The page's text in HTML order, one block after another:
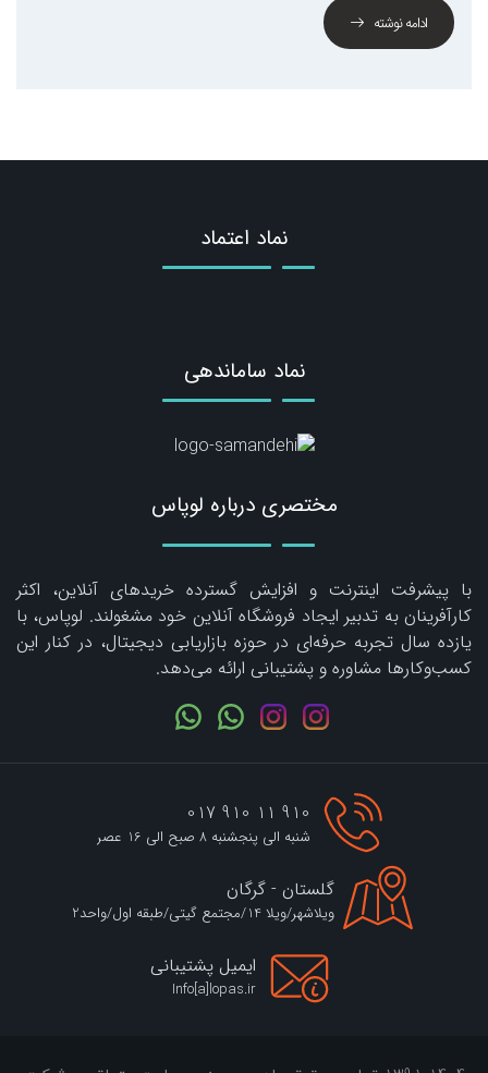
ادامه نوشته
مختصری درباره لوپاس
با پیشرفت اینترنت و افزایش گسترده خریدهای آنلاین، اکثر
کارآفرینان به تدبیر ایجاد فروشگاه آنلاین خود مشغولند. لوپاس، با
یازده سال تجربه حرفه‌ای در حوزه بازاریابی دیجیتال، در کنار این
کسب‌وکارها مشاوره و پشتیبانی ارائه می‌دهد.
نماد اعتماد
نماد ساماندهی
910 11 910 017
شنبه الی پنجشنبه 8 صبح الی 16 عصر
گلستان - گرگان
ویلاشهر/ویلا 14/مجتمع گیتی/طبقه اول/واحد2
ایمیل پشتیبانی
Info[a]lopas.ir